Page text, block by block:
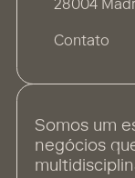
28004
Contato
Somos um
negócios